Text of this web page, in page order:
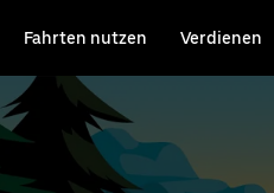
Fahrten nutzen Verdienen